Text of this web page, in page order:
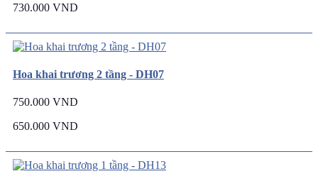
730.000 VND
Hoa khai trương 2 tầng - DH07
750.000 VND
650.000 VND